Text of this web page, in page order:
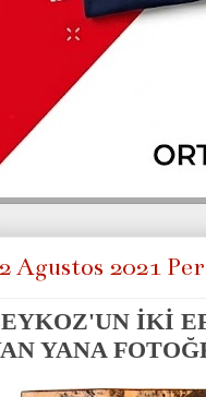
Ağustos 2021
İKİ
YANA